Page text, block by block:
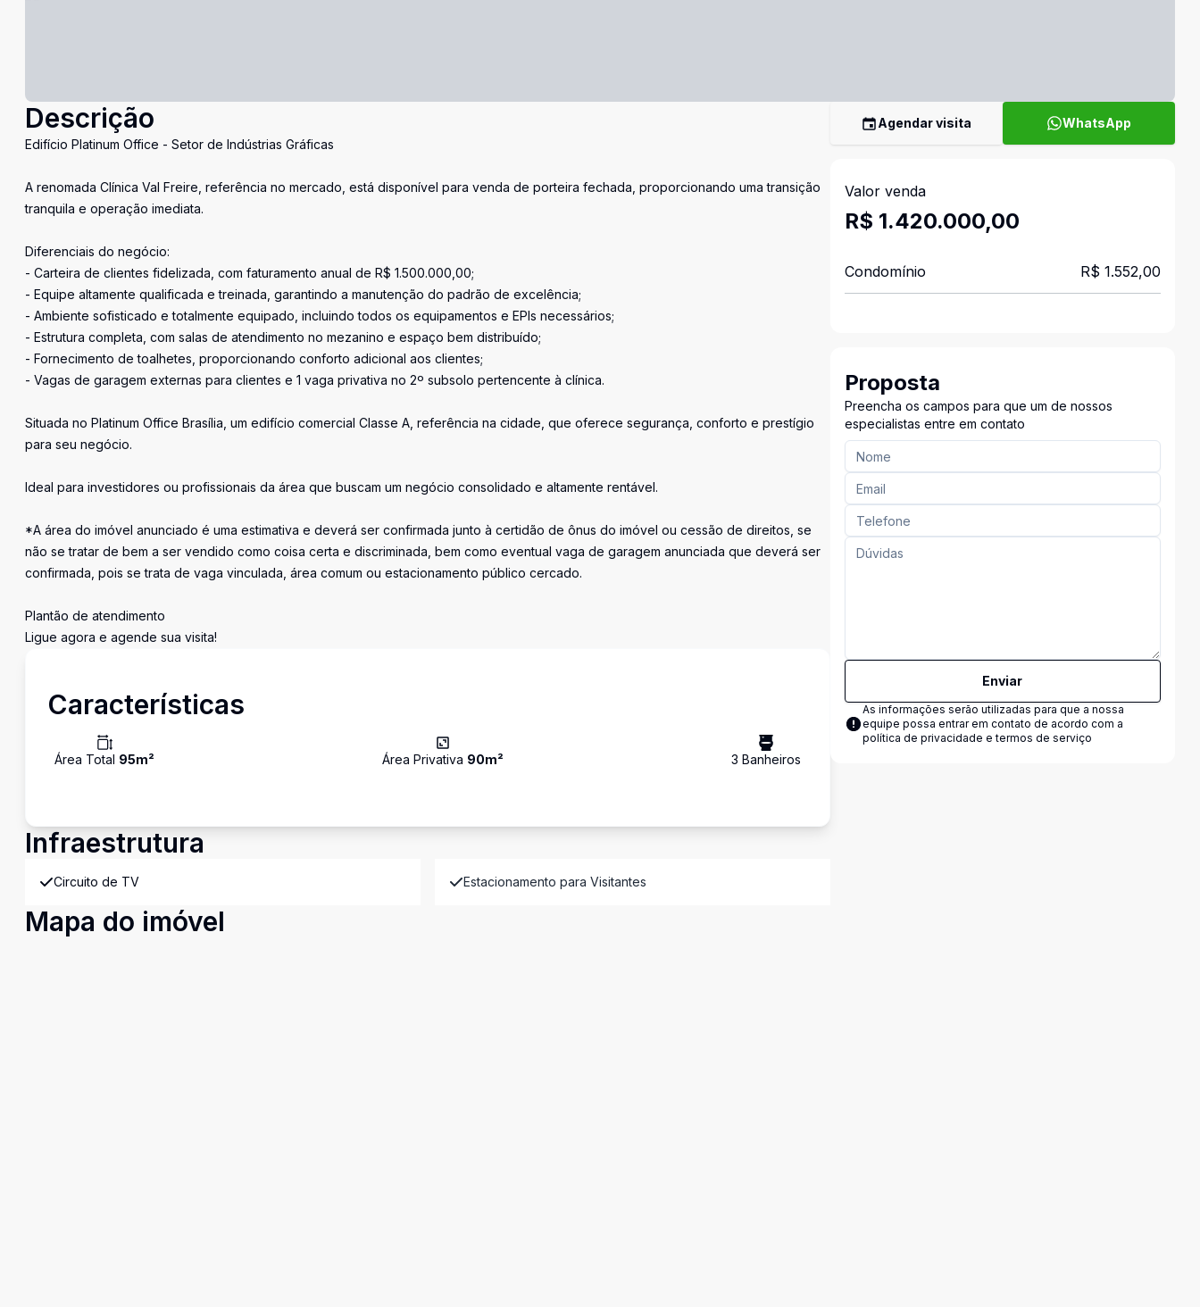
Descrição
Edifício Platinum Office - Setor de Indústrias Gráficas
A renomada Clínica Val Freire, referência no mercado, está disponível para venda de porteira fechada, proporcionando uma transição
tranquila e operação imediata.
Diferenciais do negócio:
- Carteira de clientes fidelizada, com faturamento anual de R$ 1.500.000,00;
- Equipe altamente qualificada e treinada, garantindo a manutenção do padrão de excelência;
- Ambiente sofisticado e totalmente equipado, incluindo todos os equipamentos e EPIs necessários;
- Estrutura completa, com salas de atendimento no mezanino e espaço bem distribuído;
- Fornecimento de toalhetes, proporcionando conforto adicional aos clientes;
- Vagas de garagem externas para clientes e 1 vaga privativa no 2º subsolo pertencente à clínica.
Situada no Platinum Office Brasília, um edifício comercial Classe A, referência na cidade, que oferece segurança, conforto e prestígio
para seu negócio.
Ideal para investidores ou profissionais da área que buscam um negócio consolidado e altamente rentável.
*A área do imóvel anunciado é uma estimativa e deverá ser confirmada junto à certidão de ônus do imóvel ou cessão de direitos, se
não se tratar de bem a ser vendido como coisa certa e discriminada, bem como eventual vaga de garagem anunciada que deverá ser
confirmada, pois se trata de vaga vinculada, área comum ou estacionamento público cercado.
Plantão de atendimento
Ligue agora e agende sua visita!
Características
Área Total 95m² Área Privativa 90m² 3 Banheiros
Infraestrutura
Circuito de TV Estacionamento para Visitantes
Mapa do imóvel
Agendar visita WhatsApp
Valor venda
R$ 1.420.000,00
Condomínio R$ 1.552,00
Proposta
Preencha os campos para que um de nossos
especialistas entre em contato
Enviar
As informações serão utilizadas para que a nossa
equipe possa entrar em contato de acordo com a
política de privacidade e termos de serviço